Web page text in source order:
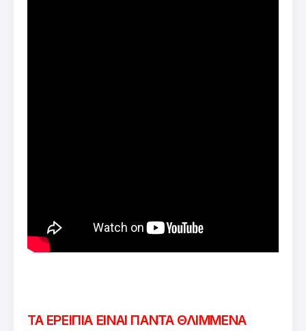
ΤΑ ΕΡΕΙΠΙΑ ΕΙΝΑΙ ΠΑΝΤΑ ΘΛΙΜΜΕΝΑ